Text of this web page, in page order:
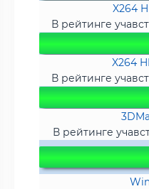
X264
В рейтинге
X264
В рейтинге
В рейтинге